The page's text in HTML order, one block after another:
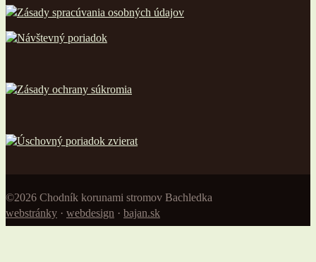
Zásady spracúvania osobných údajov
Návštevný poriadok
Zásady ochrany súkromia
Úschovný poriadok zvierat
©2026 Chodník korunami stromov Bachledka
webstránky · webdesign · bajan.sk